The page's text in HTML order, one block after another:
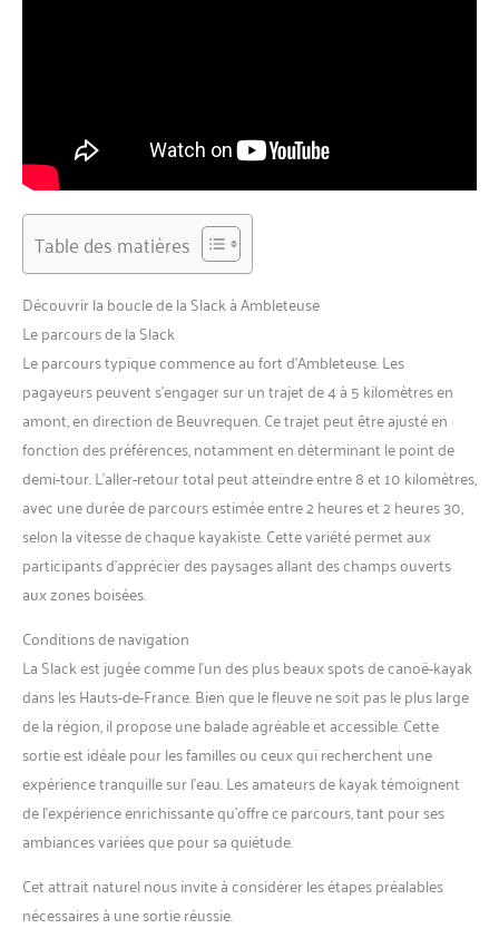
Table des matières
Découvrir la boucle de la Slack à Ambleteuse
Le parcours de la Slack
Le parcours typique commence au fort d’Ambleteuse. Les
pagayeurs peuvent s’engager sur un trajet de 4 à 5 kilomètres en
amont, en direction de Beuvrequen. Ce trajet peut être ajusté en
fonction des préférences, notamment en déterminant le point de
demi-tour. L’aller-retour total peut atteindre entre 8 et 10 kilomètres,
avec une durée de parcours estimée entre 2 heures et 2 heures 30,
selon la vitesse de chaque kayakiste. Cette variété permet aux
participants d’apprécier des paysages allant des champs ouverts
aux zones boisées.
Conditions de navigation
La Slack est jugée comme l’un des plus beaux spots de canoë-kayak
dans les Hauts-de-France. Bien que le fleuve ne soit pas le plus large
de la région, il propose une balade agréable et accessible. Cette
sortie est idéale pour les familles ou ceux qui recherchent une
expérience tranquille sur l’eau. Les amateurs de kayak témoignent
de l’expérience enrichissante qu’offre ce parcours, tant pour ses
ambiances variées que pour sa quiétude.
Cet attrait naturel nous invite à considérer les étapes préalables
nécessaires à une sortie réussie.